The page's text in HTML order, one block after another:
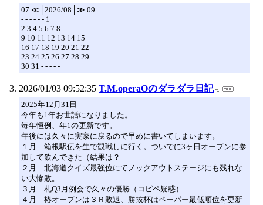
07 ≪│2026/08│≫ 09
- - - - - - 1
2 3 4 5 6 7 8
9 10 11 12 13 14 15
16 17 18 19 20 21 22
23 24 25 26 27 28 29
30 31 - - - - -
2026/01/03 09:52:35 T.M.operaOのダラダラ日記
2025年12月31日
今年も1年お世話になりました。
毎年恒例、年1の更新です。
午後には久々に実家に戻るので早めに書いてしまいます。
１月 箱根駅伝を生で観戦しに行く。ついでに3ヶ日オープンに参
加して飲んできた（結果は？
２月 北海道クイズ最強位にてノックアウトステージにも残れな
い大惨敗。
３月 札Q3月例会で久々の優勝（コピペ疑惑）
４月 椿オープンは３Ｒ敗退、勝抜杯はペーパー最低順位を更新